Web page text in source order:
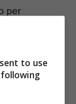
per
le stesse
e to use